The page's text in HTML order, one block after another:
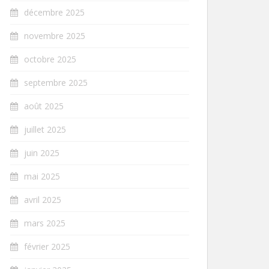
décembre 2025
novembre 2025
octobre 2025
septembre 2025
août 2025
juillet 2025
juin 2025
mai 2025
avril 2025
mars 2025
février 2025